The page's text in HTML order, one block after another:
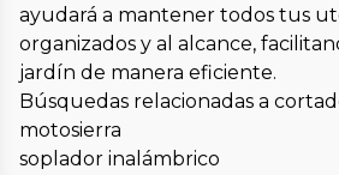
ayudará a mantener todos tus
organizados y al alcance,
jardín de manera eficiente.
Búsquedas relacionadas a
motosierra
soplador inalámbrico